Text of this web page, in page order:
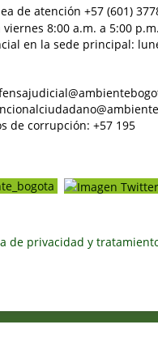
de atención +57 (601)
8:00 a.m. a 5:00 p.m.
en la sede principal:
de corrupción: +57 195
de privacidad y